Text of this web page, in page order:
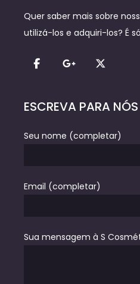
Quer saber mais sobre
utilizá-los e adquiri-los? É
ESCREVA PARA NÓS
Seu nome (completar)
Email (completar)
Sua mensagem à S